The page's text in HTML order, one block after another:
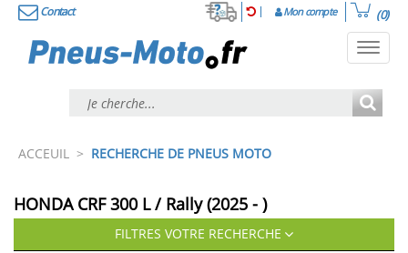
Contact Mon compte (0)
ACCEUIL > RECHERCHE DE PNEUS MOTO
HONDA CRF 300 L / Rally (2025 - )
FILTRES VOTRE RECHERCHE